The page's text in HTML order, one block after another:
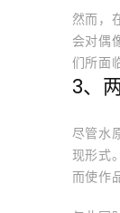
然而，
会对偶
们所面
3、
尽管水
现形式
而使作